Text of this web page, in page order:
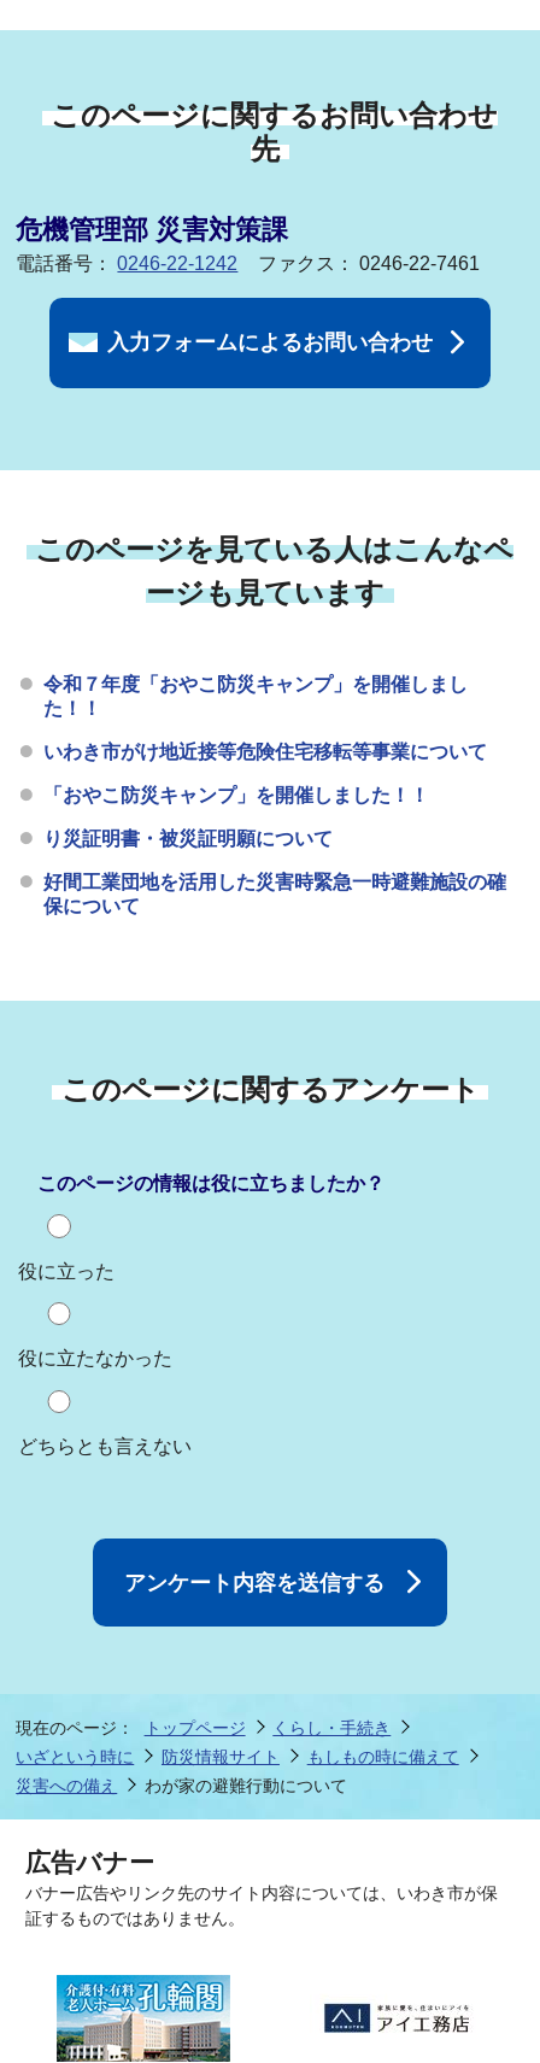
このページに関するお問い合わせ
先
危機管理部 災害対策課
電話番号：0246-22-1242 ファクス： 0246-22-7461
入力フォームによるお問い合わせ
このページを見ている人はこんなペ
ージも見ています
令和７年度「おやこ防災キャンプ」を開催しまし
た！！
いわき市がけ地近接等危険住宅移転等事業について
「おやこ防災キャンプ」を開催しました！！
り災証明書・被災証明願について
好間工業団地を活用した災害時緊急一時避難施設の確
保について
このページに関するアンケート
このページの情報は役に立ちましたか？
役に立った
役に立たなかった
どちらとも言えない
現在のページ： トップページ
くらし・手続き
いざという時に
防災情報サイト
もしもの時に備えて
災害への備え
わが家の避難行動について
広告バナー
バナー広告やリンク先のサイト内容については、いわき市が保
証するものではありません。